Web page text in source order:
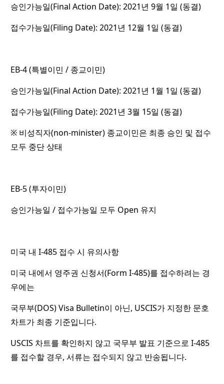
승인가능일(Final Action Date): 2021년 9월 1일 (동결)
접수가능일(Filing Date): 2021년 12월 1일 (동결)
EB-4 (특별이민 / 종교이민)
승인가능일(Final Action Date): 2021년 1월 1일 (동결)
접수가능일(Filing Date): 2021년 3월 15일 (동결)
※ 비성직자(non-minister) 종교이민은 최종 승인 및 접수
모두 중단 상태
EB-5 (투자이민)
승인가능일 / 접수가능일 모두 Open 유지
미국 내 I-485 접수 시 유의사항
미국 내에서 영주권 신청서(Form I-485)를 접수하려는 경
우에는
국무부(DOS) Visa Bulletin이 아닌, USCIS가 지정한 문호
차트가 최종 기준입니다.
USCIS 차트를 확인하지 않고 국무부 발표 기준으로 I-485
를 접수할 경우, 서류는 접수되지 않고 반송됩니다.